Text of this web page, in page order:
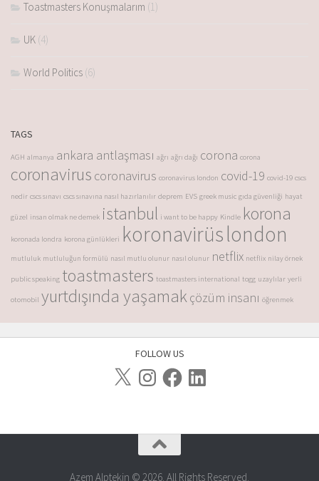
Toastmasters Konuşmalarım (1)
UK (4)
World Politics (6)
TAGS
AGH almanya ankara antlaşması ağrı ağrı dağı corona corona
coronavirus coronavirus coronavirus london covid-19 covid-19 cscs
nedir cscs sınavı cscs sınavına nasıl hazırlanılır deprem EVS greek music gıda güvenliği hayat
güzel insan olmak ne demek istanbul i want to be happy Kindle korona
koronada londra korona günlükleri koronavirüslondon
mutluluk mutluluğun formülü nasıl mutlu olunur nasıl olunur netflix netflix nilay örnek
public speaking toastmasters toastmasters international togg uzaylılar yerli
otomobil yurtdışında yaşamakçözüm insanı öğrenmek
FOLLOW US
Azem Alptekin © 2026. All Rights Reserved.